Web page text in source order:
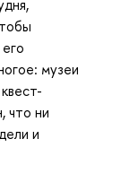
музеи
что ни
и